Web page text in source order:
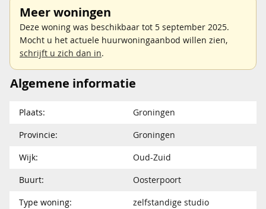
Meer woningen
Deze woning was beschikbaar tot 5 september 2025.
Mocht u het actuele huurwoningaanbod willen zien,
schrijft u zich dan in.
Algemene informatie
Plaats:
Groningen
Provincie:
Groningen
Wijk:
Oud-Zuid
Buurt:
Oosterpoort
Type woning:
zelfstandige studio